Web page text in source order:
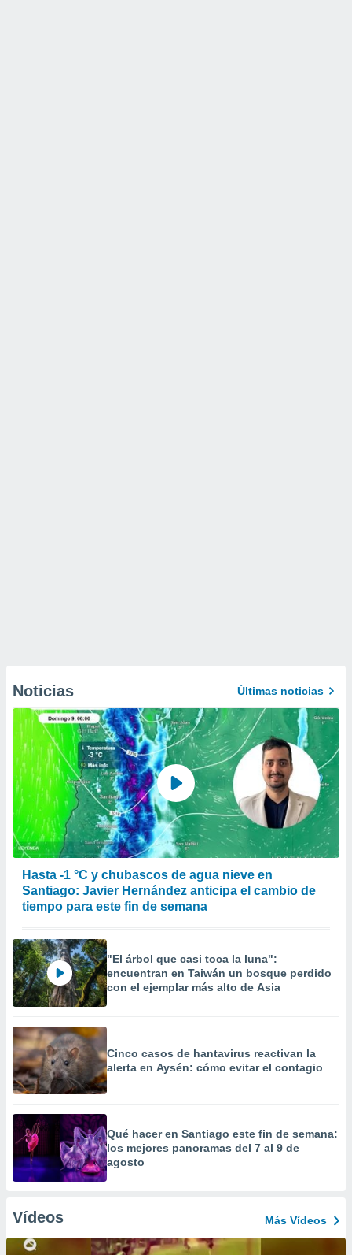
Noticias Últimas noticias
Hasta -1 °C y chubascos de agua nieve en
Santiago: Javier Hernández anticipa el cambio de
tiempo para este fin de semana
"El árbol que casi toca la luna":
encuentran en Taiwán un bosque perdido
con el ejemplar más alto de Asia
Cinco casos de hantavirus reactivan la
alerta en Aysén: cómo evitar el contagio
Qué hacer en Santiago este fin de semana:
los mejores panoramas del 7 al 9 de
agosto
Vídeos Más Vídeos